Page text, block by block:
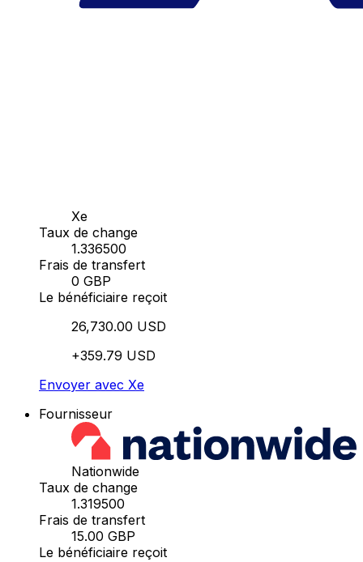
Xe
Taux de change
1.336500
Frais de transfert
0 GBP
Le bénéficiaire reçoit
26,730.00 USD
+359.79 USD
Envoyer avec Xe
Fournisseur
Nationwide
Taux de change
1.319500
Frais de transfert
15.00 GBP
Le bénéficiaire reçoit